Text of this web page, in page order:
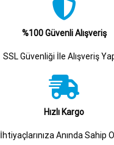
%100 Güvenli Alışveriş
SSL Güvenliği İle Alışveriş
Hızlı Kargo
İhtiyaçlarınıza Anında Sahip